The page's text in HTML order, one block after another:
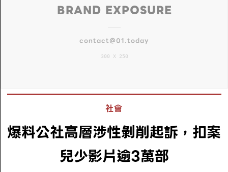
BRAND EXPOSURE
contact@01.today
300 X 250
社會
爆料公社高層涉性剝削起訴，扣案
兒少影片逾3萬部